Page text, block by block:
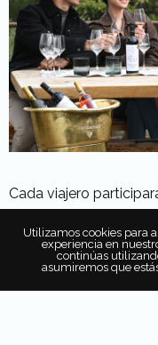
Cada viajero
eligiendo las
hasta de lo que
Utilizamos cookies para
experiencia en
continúas
asumiremos que